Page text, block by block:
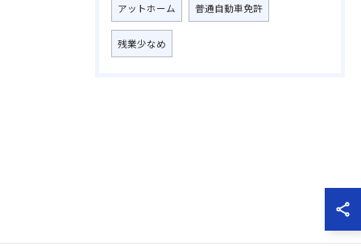
アットホーム 普通自動車免許
残業少なめ